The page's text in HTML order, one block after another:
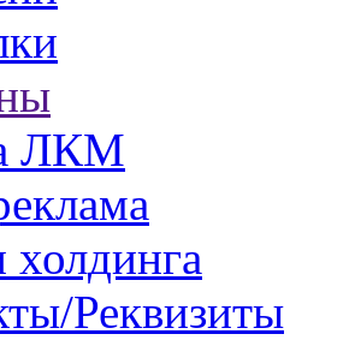
ЛКМ
холдинга
Реквизиты